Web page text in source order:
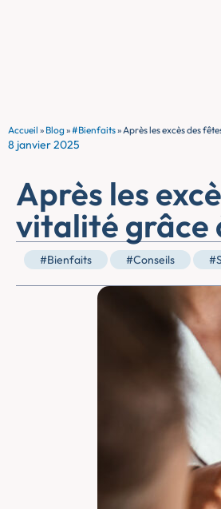
Accueil » Blog»#Bienfaits»Après les excès des
8 janvier 2025
Après les
vitalité grâce
#Bienfaits #Conseils